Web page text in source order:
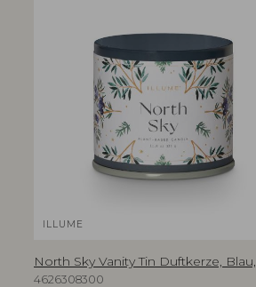
ILLUME
North Sky Vanity Tin Duftkerze, Blau,
4626308300